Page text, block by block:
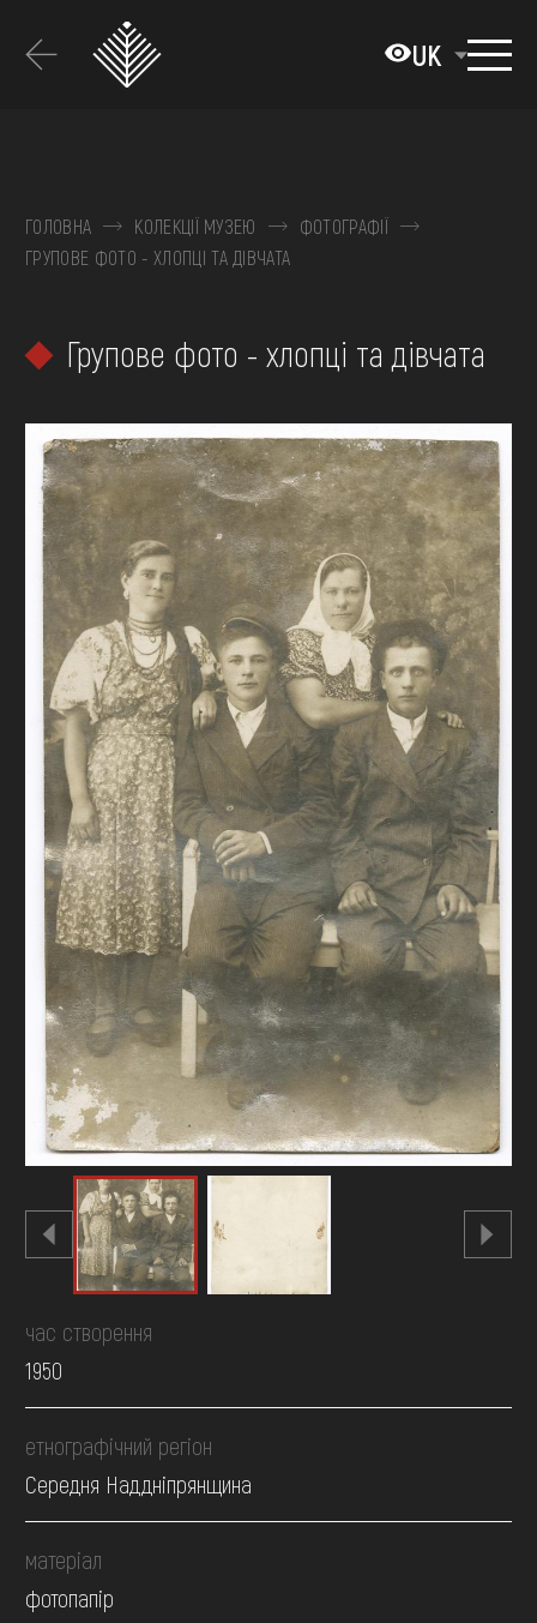
основного
UK
КОЛЕКЦІЇ
ВИСТАВКИ ТА ПОДІЇ
ВІДВІДАТИ
НАВЧИТИСЯ
ПОСЛУГИ
ОНЛАЙН-КРАМНИЦЯ
ПІДТРИМАТИ
ГОЛОВНА КОЛЕКЦІЇ МУЗЕЮ
ФОТОГРАФІЇ
ГРУПОВЕ ФОТО - ХЛОПЦІ ТА ДІВЧАТА
Групове фото - хлопці та дівчата
час створення
1950
етнографічний регіон
Середня Наддніпрянщина
матеріал
фотопапір